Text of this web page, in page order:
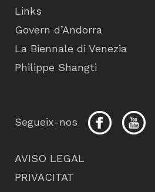
Links
Govern d’Andorra
La Biennale di Venezia
Philippe Shangti
Segueix-nos
AVISO LEGAL
PRIVACITAT